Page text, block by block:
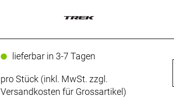
lieferbar in 3-7 Tagen
pro Stück (inkl. MwSt. zzgl.
Versandkosten für Grossartikel)